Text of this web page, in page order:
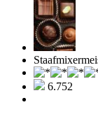
6.752